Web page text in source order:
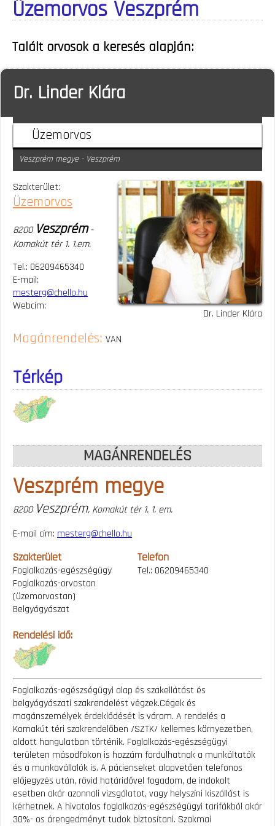
Üzemorvos Veszprém
Talált orvosok a keresés alapján:
Dr. Linder Klára
Üzemorvos
Veszprém megye - Veszprém
Dr. Linder Klára
Szakterület:
Üzemorvos
8200 Veszprém-
Komakút tér 1. 1.em.
Tel.: 06209465340
E-mail:
mesterg@chello.hu
Webcím:
Magánrendelés: VAN
Térkép
MAGÁNRENDELÉS
Veszprém megye
8200 Veszprém, Komakút tér 1. 1. em.
E-mail cím: mesterg@chello.hu
Szakterület
Foglalkozás-egészségügy
Foglalkozás-orvostan
(üzemorvostan)
Belgyógyászat
Telefon
Tel.: 06209465340
Rendelési idő:
Foglalkozás-egészségügyi alap és szakellátást és
belgyógyászati szakrendelést végzek.Cégek és
magánszemélyek érdeklődését is várom. A rendelés a
Komakút téri szakrendelőben /SZTK/ kellemes környezetben,
oldott hangulatban történik. Foglalkozás-egészségügyi
területen másodfokon is hozzám fordulhatnak a munkáltatók
és a munkavállalók is. A pácienseket alapvetően telefonos
előjegyzés után, rövid határidővel fogadom, de indokolt
esetben akár azonnali vizsgálatot, vagy helyszíni kiszállást is
kérhetnek. A hivatalos foglalkozás-egészségügyi tarifákból akár
30%- os árengedményt tudok biztosítani. Szakmai